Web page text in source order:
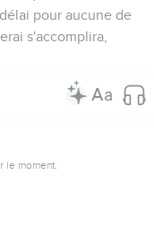
pour aucune de
s'accomplira,
moment.